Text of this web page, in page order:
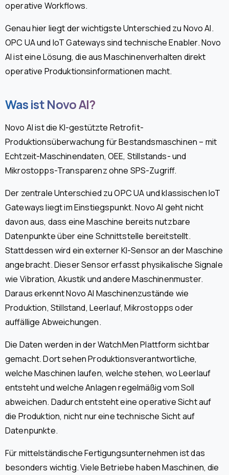
operative Workflows.
Genau hier liegt der wichtigste Unterschied zu Novo AI.
OPC UA und IoT Gateways sind technische Enabler. Novo
AI ist eine Lösung, die aus Maschinenverhalten direkt
operative Produktionsinformationen macht.
Was ist Novo AI?
Novo AI ist die KI-gestützte Retrofit-
Produktionsüberwachung für Bestandsmaschinen – mit
Echtzeit-Maschinendaten, OEE, Stillstands- und
Mikrostopps-Transparenz ohne SPS-Zugriff.
Der zentrale Unterschied zu OPC UA und klassischen IoT
Gateways liegt im Einstiegspunkt. Novo AI geht nicht
davon aus, dass eine Maschine bereits nutzbare
Datenpunkte über eine Schnittstelle bereitstellt.
Stattdessen wird ein externer KI-Sensor an der Maschine
angebracht. Dieser Sensor erfasst physikalische Signale
wie Vibration, Akustik und andere Maschinenmuster.
Daraus erkennt Novo AI Maschinenzustände wie
Produktion, Stillstand, Leerlauf, Mikrostopps oder
auffällige Abweichungen.
Die Daten werden in der WatchMen Plattform sichtbar
gemacht. Dort sehen Produktionsverantwortliche,
welche Maschinen laufen, welche stehen, wo Leerlauf
entsteht und welche Anlagen regelmäßig vom Soll
abweichen. Dadurch entsteht eine operative Sicht auf
die Produktion, nicht nur eine technische Sicht auf
Datenpunkte.
Für mittelständische Fertigungsunternehmen ist das
besonders wichtig. Viele Betriebe haben Maschinen, die